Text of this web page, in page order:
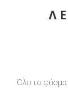
Όλο το φάσμα